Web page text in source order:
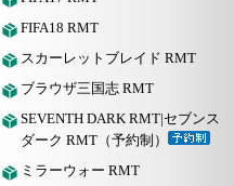
FIFA18 RMT
スカーレットブレイド RMT
ブラウザ三国志 RMT
SEVENTH DARK RMT|セブンス
ダーク RMT（予約制）
ミラーウォー RMT